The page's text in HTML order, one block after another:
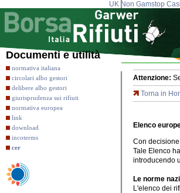
UK Non Gamstop
Documenti e utilità
normativa italiana
circolari albo gestori
delibere albo gestori
giurisprudenza sui rifiuti
normativa europea
link
download
incoterms
cer
Attenzione:
Torna in
Elenco
Con
Tale Elenco
introducendo
Le norme
L'elenco dei